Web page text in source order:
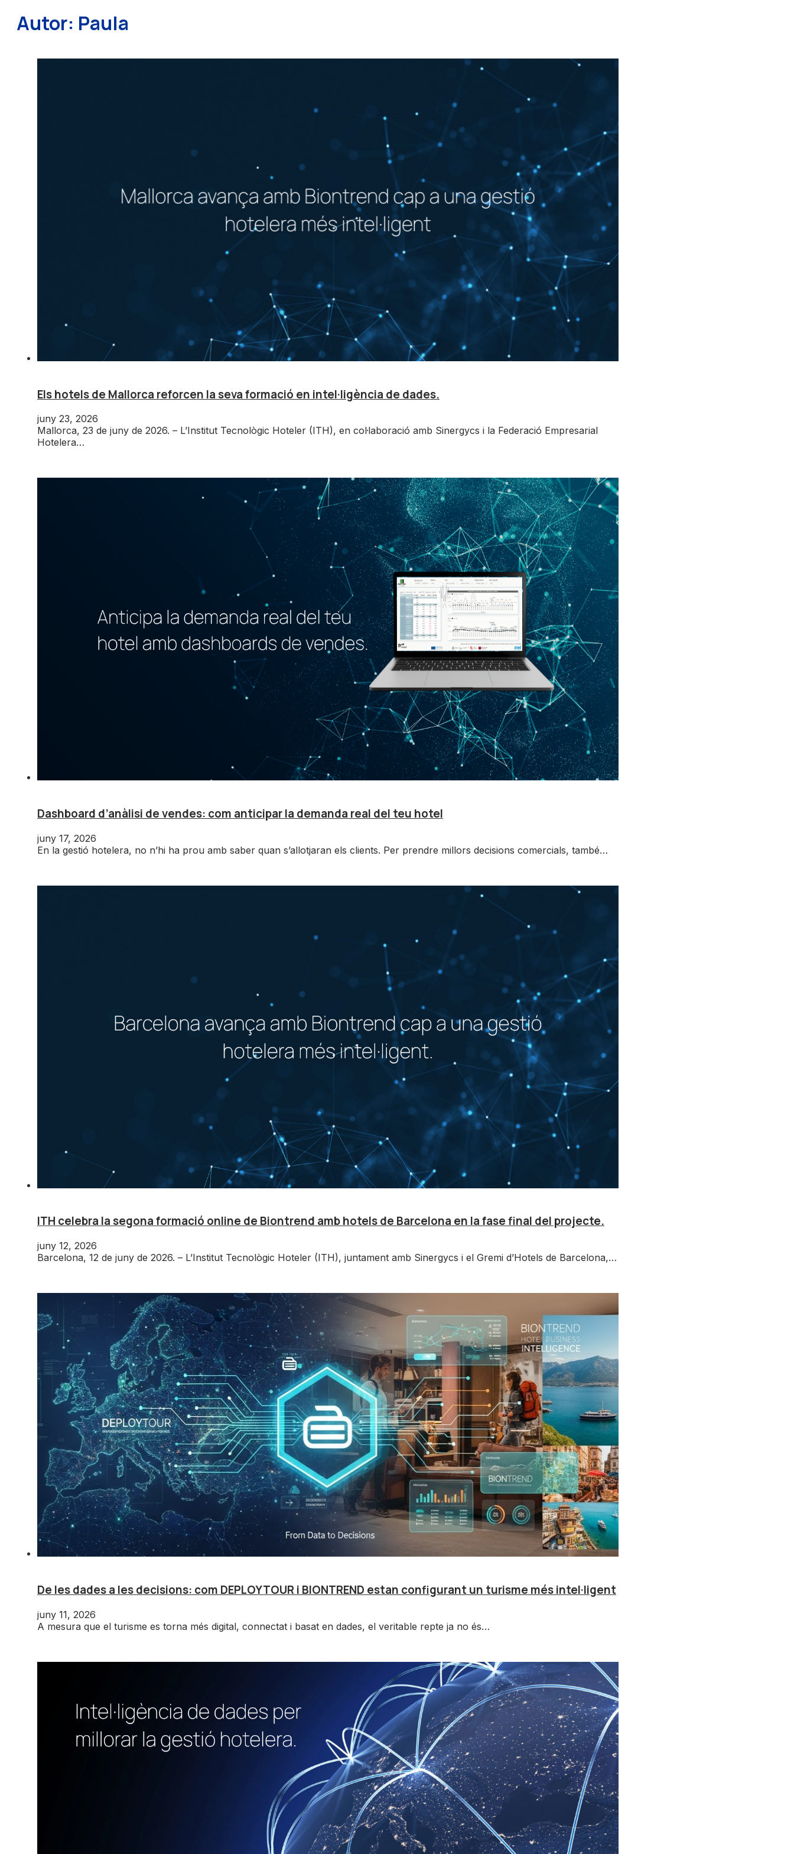
Autor: Paula
Els hotels de Mallorca reforcen la seva formació en intel·ligència de dades.
juny 23, 2026
Mallorca, 23 de juny de 2026. – L’Institut Tecnològic Hoteler (ITH), en col·laboració amb Sinergycs i la Federació Empresarial
Hotelera…
Dashboard d’anàlisi de vendes: com anticipar la demanda real del teu hotel
juny 17, 2026
En la gestió hotelera, no n’hi ha prou amb saber quan s’allotjaran els clients. Per prendre millors decisions comercials, també…
ITH celebra la segona formació online de Biontrend amb hotels de Barcelona en la fase final del projecte.
juny 12, 2026
Barcelona, 12 de juny de 2026. – L’Institut Tecnològic Hoteler (ITH), juntament amb Sinergycs i el Gremi d’Hotels de Barcelona,…
De les dades a les decisions: com DEPLOYTOUR i BIONTREND estan configurant un turisme més intel·ligent
juny 11, 2026
A mesura que el turisme es torna més digital, connectat i basat en dades, el veritable repte ja no és…